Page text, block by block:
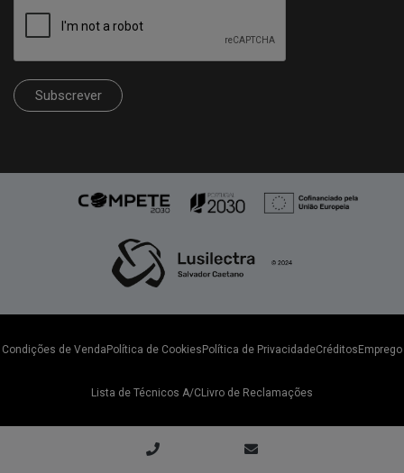
Subscrever
Condições de VendaPolítica de CookiesPolítica de PrivacidadeCréditosEmprego
Lista de Técnicos A/CLivro de Reclamações